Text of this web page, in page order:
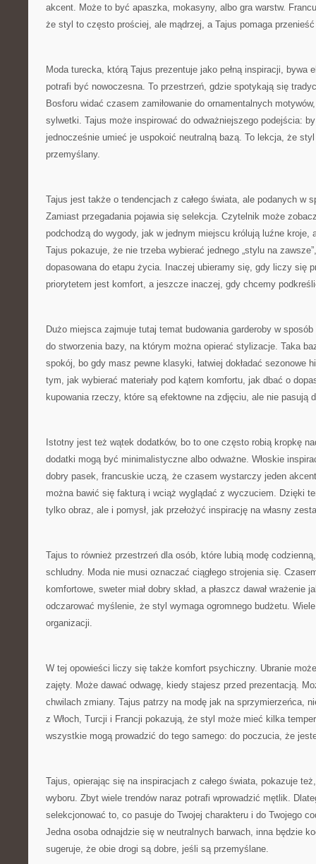
akcent. Może to być apaszka, mokasyny, albo gra warstw.
że styl to często prościej, ale mądrzej, a Tajus pomaga
Moda turecka, którą Tajus prezentuje jako pełną inspiracji, bywa
potrafi być nowoczesna. To przestrzeń, gdzie spotykają się
Bosforu widać czasem zamiłowanie do ornamentalnych
sylwetki. Tajus może inspirować do odważniejszego podejścia:
jednocześnie umieć je uspokoić neutralną bazą. To lekcja, że
przemyślany.
Tajus jest także o tendencjach z całego świata, ale podanych w
Zamiast przegadania pojawia się selekcja. Czytelnik może
podchodzą do wygody, jak w jednym miejscu królują luźne kroje,
Tajus pokazuje, że nie trzeba wybierać jednego „stylu na
dopasowana do etapu życia. Inaczej ubieramy się, gdy liczy się
priorytetem jest komfort, a jeszcze inaczej, gdy chcemy
Dużo miejsca zajmuje tutaj temat budowania garderoby w
do stworzenia bazy, na którym można opierać stylizacje. Taka
spokój, bo gdy masz pewne klasyki, łatwiej dokładać sezonowe
tym, jak wybierać materiały pod kątem komfortu, jak dbać o
kupowania rzeczy, które są efektowne na zdjęciu, ale nie pasują
Istotny jest też wątek dodatków, bo to one często robią kropkę
dodatki mogą być minimalistyczne albo odważne. Włoskie
dobry pasek, francuskie uczą, że czasem wystarczy jeden
można bawić się fakturą i wciąż wyglądać z wyczuciem. Dzięki
tylko obraz, ale i pomysł, jak przełożyć inspirację na własny
Tajus to również przestrzeń dla osób, które lubią modę
schludny. Moda nie musi oznaczać ciągłego strojenia się.
komfortowe, sweter miał dobry skład, a płaszcz dawał wrażenie
odczarować myślenie, że styl wymaga ogromnego budżetu.
organizacji.
W tej opowieści liczy się także komfort psychiczny. Ubranie
zajęty. Może dawać odwagę, kiedy stajesz przed prezentacją.
chwilach zmiany. Tajus patrzy na modę jak na sprzymierzeńca,
z Włoch, Turcji i Francji pokazują, że styl może mieć kilka
wszystkie mogą prowadzić do tego samego: do poczucia, że
Tajus, opierając się na inspiracjach z całego świata, pokazuje
wyboru. Zbyt wiele trendów naraz potrafi wprowadzić mętlik.
selekcjonować to, co pasuje do Twojej charakteru i do Twojego
Jedna osoba odnajdzie się w neutralnych barwach, inna będzie
sugeruje, że obie drogi są dobre, jeśli są przemyślane.